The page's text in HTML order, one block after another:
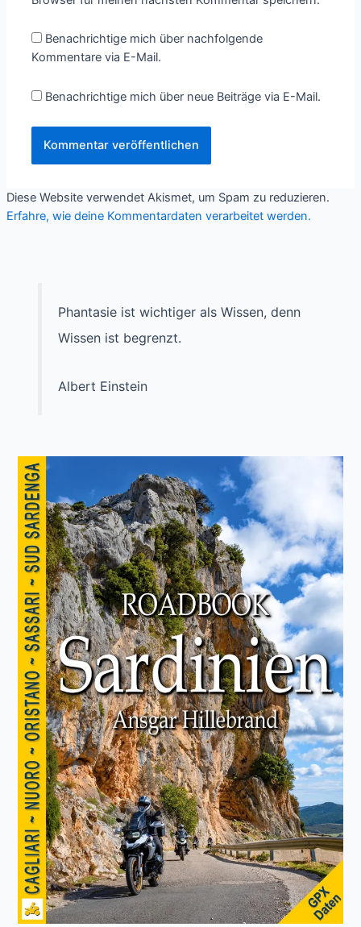
Benachrichtige mich über nachfolgende
Kommentare via E-Mail.
Benachrichtige mich über neue Beiträge via E-Mail.
Diese Website verwendet Akismet, um Spam zu reduzieren.
Erfahre, wie deine Kommentardaten verarbeitet werden.
Phantasie ist wichtiger als Wissen, denn
Wissen ist begrenzt.
Albert Einstein